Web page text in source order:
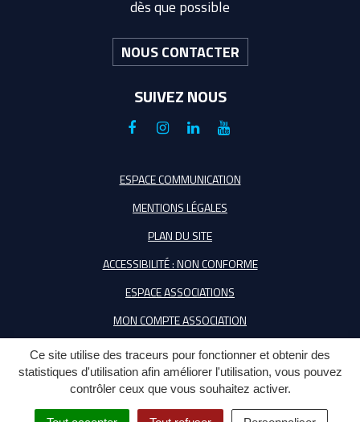
Ce site utilise des traceurs pour fonctionner et obtenir des
statistiques d'utilisation afin améliorer l'utilisation, vous pouvez
contrôler ceux que vous souhaitez activer.
dès que possible
NOUS CONTACTER
SUIVEZ NOUS
Lien
le
Facebook
Lien
le
compte
Instagram
Lien
le
compte
Linkedin
Lien
la
Youtube
ESPACE COMMUNICATION
MENTIONS LÉGALES
PLAN DU SITE
ACCESSIBILITÉ : NON CONFORME
ESPACE ASSOCIATIONS
MON COMPTE ASSOCIATION